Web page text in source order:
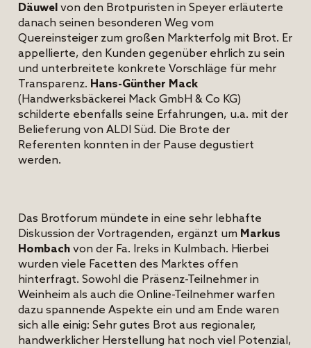
Däuwel von den Brotpuristen in Speyer erläuterte
danach seinen besonderen Weg vom
Quereinsteiger zum großen Markterfolg mit Brot. Er
appellierte, den Kunden gegenüber ehrlich zu sein
und unterbreitete konkrete Vorschläge für mehr
Transparenz. Hans-Günther Mack
(Handwerksbäckerei Mack GmbH & Co KG)
schilderte ebenfalls seine Erfahrungen, u.a. mit der
Belieferung von ALDI Süd. Die Brote der
Referenten konnten in der Pause degustiert
werden.
Das Brotforum mündete in eine sehr lebhafte
Diskussion der Vortragenden, ergänzt um Markus
Hombach von der Fa. Ireks in Kulmbach. Hierbei
wurden viele Facetten des Marktes offen
hinterfragt. Sowohl die Präsenz-Teilnehmer in
Weinheim als auch die Online-Teilnehmer warfen
dazu spannende Aspekte ein und am Ende waren
sich alle einig: Sehr gutes Brot aus regionaler,
handwerklicher Herstellung hat noch viel Potenzial,